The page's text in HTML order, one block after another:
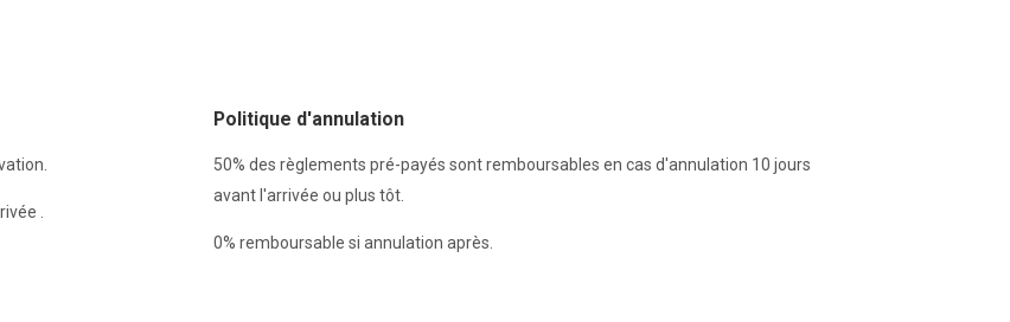
.
Politique d'annulation
50% des règlements pré-payés sont remboursables en cas d'annulation 10 jours
avant l'arrivée ou plus tôt.
0% remboursable si annulation après.